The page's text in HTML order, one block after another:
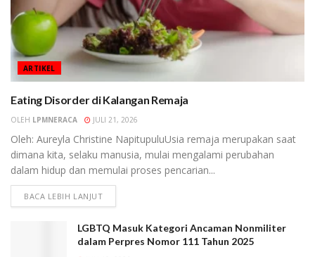
ARTIKEL
Eating Disorder di Kalangan Remaja
OLEH LPMNERACA JULI 21, 2026
Oleh: Aureyla Christine NapitupuluUsia remaja merupakan saat
dimana kita, selaku manusia, mulai mengalami perubahan
dalam hidup dan memulai proses pencarian...
BACA LEBIH LANJUT
LGBTQ Masuk Kategori Ancaman Nonmiliter
dalam Perpres Nomor 111 Tahun 2025